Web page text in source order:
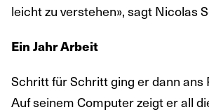
leicht zu verstehen», sagt Nicolas
Ein Jahr Arbeit
Schritt für Schritt ging er dann ans
Auf seinem Computer zeigt er all